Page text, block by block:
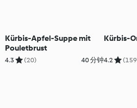
Kürbis-Apfel-Suppe mit
Pouletbrust
4.3 (20) 40 分钟
Kürbis-
4.2